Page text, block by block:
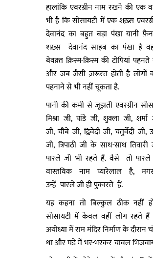
हालांकि एवरग्रीन नाम रखने की एक
भी है कि सोसायटी में एक शख़्स
देवानंद का बहुत बड़ा पंखा यानी
शख़्स देवानंद साहब का पंखा है
बेवक़्त क़िस्म-क़िस्म की टोपियां पहनते
और जब जैसी ज़रूरत होती है लोगों
पहनाने से भी नहीं चूकता है.
पानी की कमी से जूझती एवरग्रीन
मिश्रा जी, पांडे जी, शुक्ला जी,
जी, चौबे जी, द्विवेदी जी, चतुर्वेदी जी,
जी, त्रिपाठी जी के साथ-साथ
पारले जी भी रहते हैं. वैसे तो
वास्तविक नाम प्यारेलाल है,
उन्हें पारले जी ही पुकारते हैं.
यह कहना तो बिल्कुल ठीक नहीं
सोसायटी में केवल वहीं लोग रहते हैं
अयोध्या में राम मंदिर निर्माण के दौरान
था और घड़े में भर-भरकर चावल